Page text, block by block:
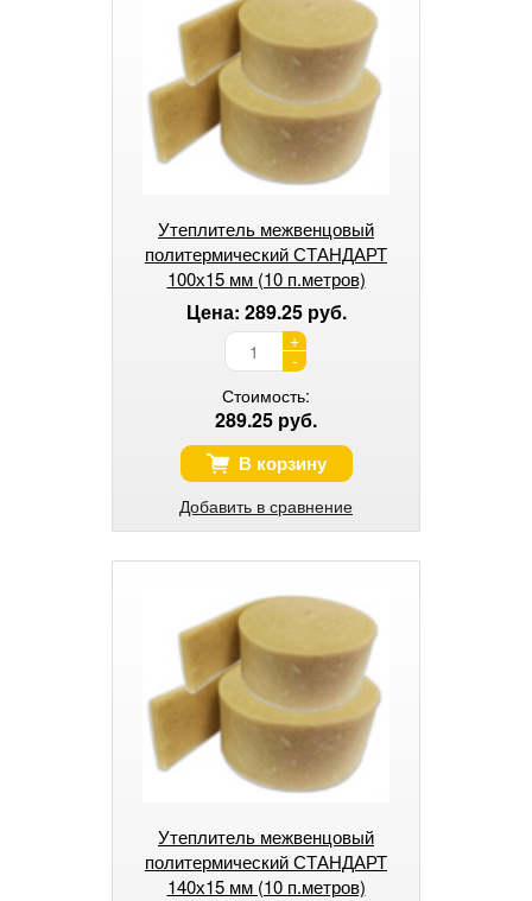
Утеплитель межвенцовый
политермический СТАНДАРТ
100х15 мм (10 п.метров)
Цена: 289.25 руб.
+
-
Стоимость:
289.25 руб.
В корзину
Добавить в сравнение
Утеплитель межвенцовый
политермический СТАНДАРТ
140х15 мм (10 п.метров)